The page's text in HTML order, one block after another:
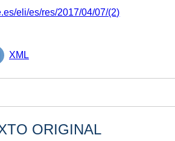
eli/es/res/2017/04/07/(2)
XML
ORIGINAL